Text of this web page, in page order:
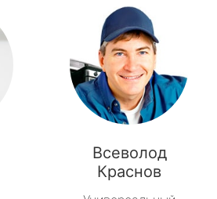
Всеволод
Краснов